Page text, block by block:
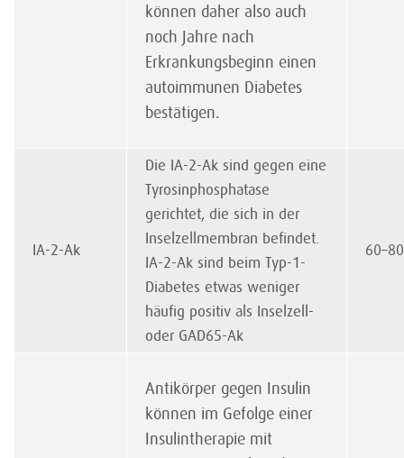
können daher also auch
noch Jahre nach
Erkrankungsbeginn einen
autoimmunen Diabetes
bestätigen.
IA-2-Ak
Die IA-2-Ak sind gegen eine
Tyrosinphosphatase
gerichtet, die sich in der
Inselzellmembran befindet.
IA-2-Ak sind beim Typ-1-
Diabetes etwas weniger
häufig positiv als Inselzell-
oder GAD65-Ak
Antikörper gegen Insulin
können im Gefolge einer
Insulintherapie mit